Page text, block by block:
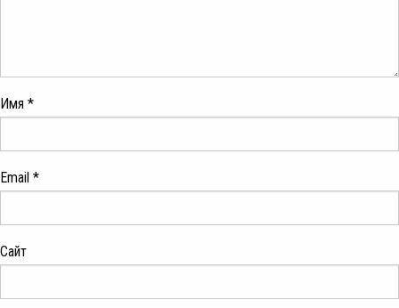
Имя *
Email *
Сайт